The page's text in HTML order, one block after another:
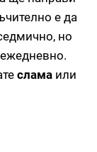
е да
но
слама или